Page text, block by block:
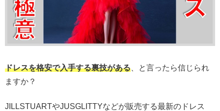
ドレスを格安で入手する裏技がある 、と言ったら信じられ
ますか？
JILLSTUARTやJUSGLITTYなどが販売する最新のドレス